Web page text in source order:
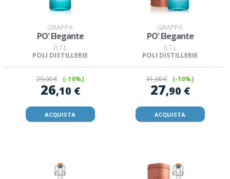
GRAPPA
PO' Elegante
0,7 L
POLI DISTILLERIE
29,00 € (-10%)
26,10 €
ACQUISTA
GRAPPA
PO' Elegante
0,7 L
POLI DISTILLERIE
31,00 € (-10%)
27,90 €
ACQUISTA